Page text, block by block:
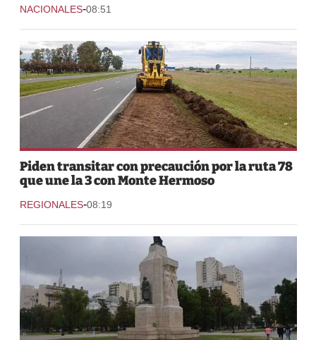
NACIONALES-08:51
Piden transitar con precaución por la ruta 78
que une la 3 con Monte Hermoso
REGIONALES-08:19